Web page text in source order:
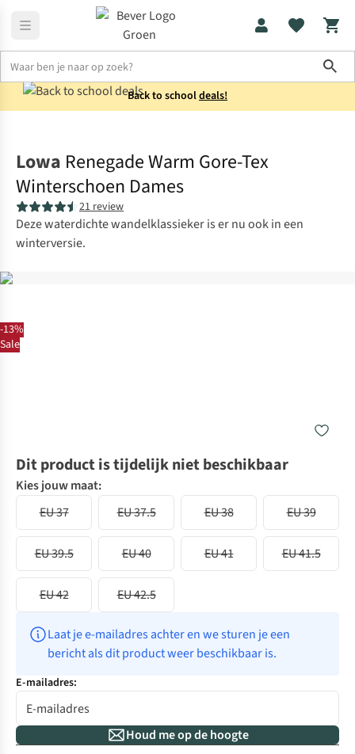
Back to schooldeals!
-13%
Sale
Lowa Renegade Warm Gore-Tex
Winterschoen Dames
21 review
Deze waterdichte wandelklassieker is er nu ook in een
winterversie.
Dit product is tijdelijk niet beschikbaar
Kies jouw maat:
EU 37
EU 37.5 EU 38 EU 39
EU 39.5 EU 40 EU 41 EU 41.5
EU 42 EU 42.5
Laat je e-mailadres achter en we sturen je een
bericht als dit product weer beschikbaar is.
E-mailadres:
Houd me op de hoogte